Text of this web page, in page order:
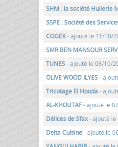
SHM : la société Huilerie
SSPE : Société des
COGEX- ajouté le 11/10/
SMR BEN MANSOUR
TUNES- ajouté le 08/10/
OLIVE WOOD ILYES-
Tricotage El Houda-
AL-KHOUTAF- ajouté le
Délices de Sfax- ajouté le
Delta Cuisine- ajouté le